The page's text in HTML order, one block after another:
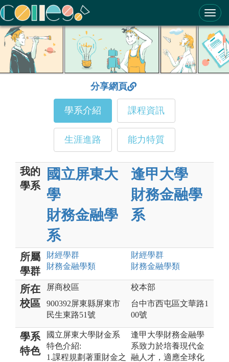
ColleGo! 大學選才與高中育才輔助系統
分享網頁
學系介紹 課程資訊
生涯進路 能力特質
我的
學系
國立屏東大
學
財務金融學
系
逢甲大學
財務金融學
系
所屬
學群
財經學群
財務金融學類
財經學群
財務金融學類
所在
校區
屏商校區
900392屏東縣屏東市
民生東路51號
校本部
台中市西屯區文華路1
00號
學系
特色
國立屏東大學財金系
特色介紹:
1.課程規劃著重財金之
逢甲大學財務金融學
系致力於培養現代金
融人才，適應全球化